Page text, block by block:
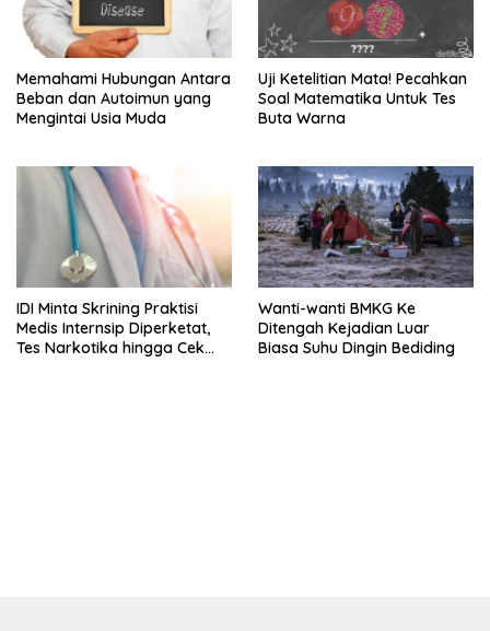
Memahami Hubungan Antara
Beban dan Autoimun yang
Mengintai Usia Muda
Uji Ketelitian Mata! Pecahkan
Soal Matematika Untuk Tes
Buta Warna
IDI Minta Skrining Praktisi
Medis Internsip Diperketat,
Tes Narkotika hingga Cek
Wanti-wanti BMKG Ke
Ditengah Kejadian Luar
Biasa Suhu Dingin Bediding